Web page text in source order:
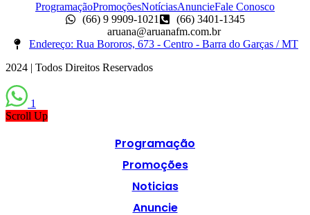
ProgramaçãoPromoçõesNotíciasAnuncieFale Conosco
(66) 9 9909-1021
(66) 3401-1345
aruana@aruanafm.com.br
Endereço: Rua Bororos, 673 - Centro - Barra do Garças / MT
2024 | Todos Direitos Reservados
1
Scroll Up
Programação
Promoções
Noticias
Anuncie